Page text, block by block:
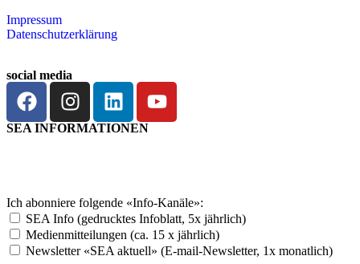
Impressum
Datenschutzerklärung
social media
SEA INFORMATIONEN
Ich abonniere folgende «Info-Kanäle»:
SEA Info (gedrucktes Infoblatt, 5x jährlich)
Medienmitteilungen (ca. 15 x jährlich)
Newsletter «SEA aktuell» (E-mail-Newsletter, 1x monatlich)